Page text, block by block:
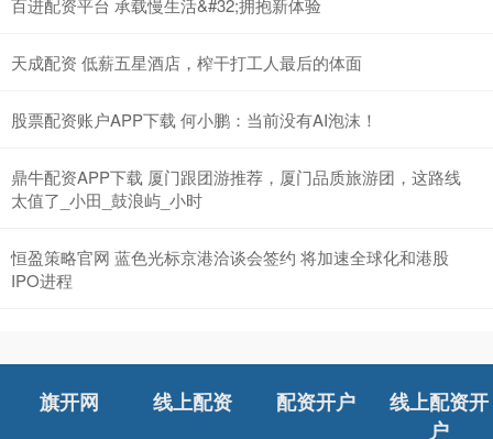
百进配资平台 承载慢生活&#32;拥抱新体验
天成配资 低薪五星酒店，榨干打工人最后的体面
股票配资账户APP下载 何小鹏：当前没有AI泡沫！
鼎牛配资APP下载 厦门跟团游推荐，厦门品质旅游团，这路线
太值了_小田_鼓浪屿_小时
恒盈策略官网 蓝色光标京港洽谈会签约 将加速全球化和港股
IPO进程
旗开网 线上配资 配资开户
线上配资开
户